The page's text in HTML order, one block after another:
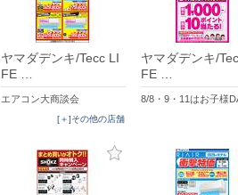
ヤマダデンキ/Tecc LI
FE …
エアコン大商談会
[＋]その他の店舗
ヤマダデンキ/
FE …
8/8・9・11はお子様